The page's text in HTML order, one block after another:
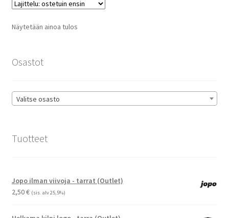
Näytetään ainoa tulos
Osastot
Valitse osasto
Tuotteet
Jopo ilman viivoja - tarrat (Outlet)
2,50€ (sis. alv 25,5%)